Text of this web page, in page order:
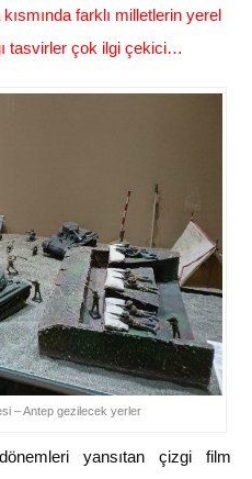
farklı milletlerin yerel
tasvirler çok ilgi çekici…
– Antep gezilecek yerler
yansıtan çizgi film